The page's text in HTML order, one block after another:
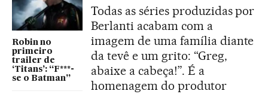
Robin no
primeiro
trailer de
‘Titans’: “F***-
se o Batman”
Todas as séries produzidas por
Berlanti acabam com a
imagem de uma família diante
da tevê e um grito: “Greg,
abaixe a cabeça!”. É a
homenagem do produtor